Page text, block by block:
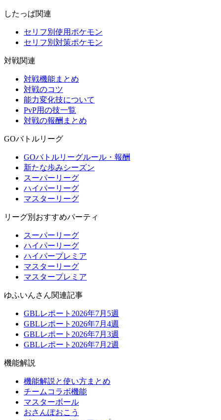
したっぱ関連
セリフ別使用ポケモン
セリフ別対策ポケモン
対戦関連
対戦機能まとめ
対戦のコツ
能力変化技について
PvP用の技一覧
対戦の報酬まとめ
GOバトルリーグ
GOバトルリーグルール・報酬
新たな歩みシーズン
スーパーリーグ
ハイパーリーグ
マスターリーグ
リーグ別おすすめパーティ
スーパーリーグ
ハイパーリーグ
ハイパープレミア
マスターリーグ
マスタープレミア
ゆふいんさん関連記事
GBLレポート2026年7月5週
GBLレポート2026年7月4週
GBLレポート2026年7月3週
GBLレポート2026年7月2週
機能解説
機能解説と使い方まとめ
チームコラボ機能
マスターボール
おさんぽおこう